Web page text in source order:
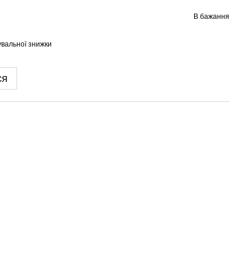
В бажання
знижки